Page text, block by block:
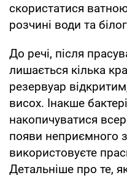
скористатися
розчині води та
До речі, після
лишається кілька
резервуар
висох. Інакше
накопичуватися
появи неприємного
використовуєте
Детальніше про те,